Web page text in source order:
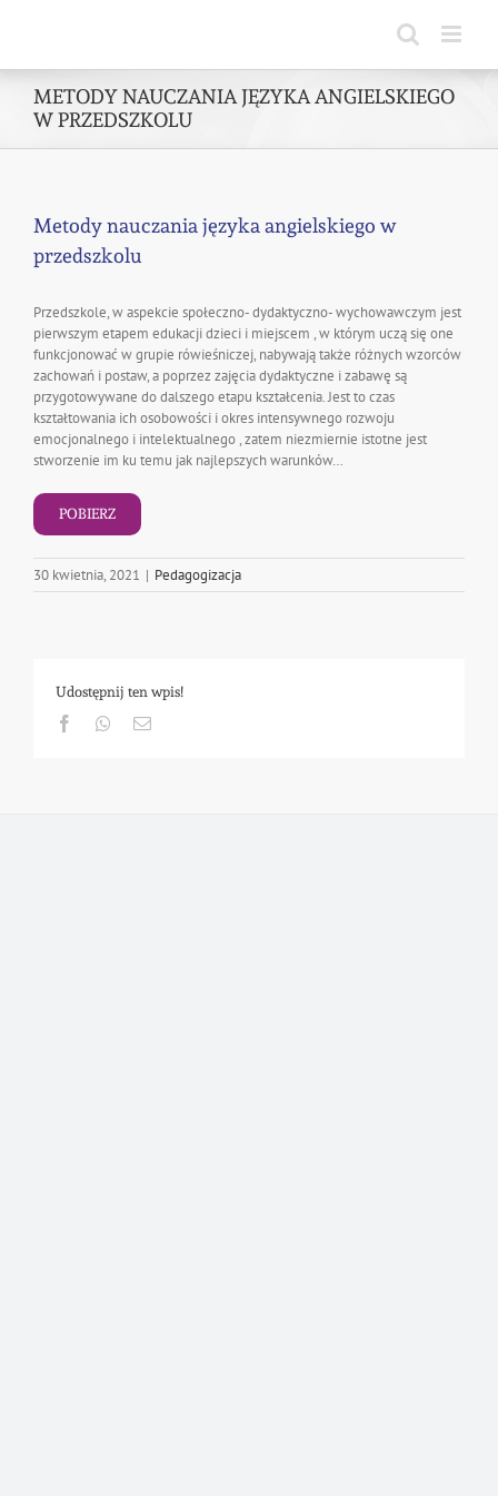
METODY NAUCZANIA JĘZYKA ANGIELSKIEGO
W PRZEDSZKOLU
Metody nauczania języka angielskiego w
przedszkolu
Przedszkole, w aspekcie społeczno- dydaktyczno- wychowawczym jest
pierwszym etapem edukacji dzieci i miejscem , w którym uczą się one
funkcjonować w grupie rówieśniczej, nabywają także różnych wzorców
zachowań i postaw, a poprzez zajęcia dydaktyczne i zabawę są
przygotowywane do dalszego etapu kształcenia. Jest to czas
kształtowania ich osobowości i okres intensywnego rozwoju
emocjonalnego i intelektualnego , zatem niezmiernie istotne jest
stworzenie im ku temu jak najlepszych warunków…
POBIERZ
30 kwietnia, 2021 | Pedagogizacja
Udostępnij ten wpis!
FacebookWhatsapp
Email